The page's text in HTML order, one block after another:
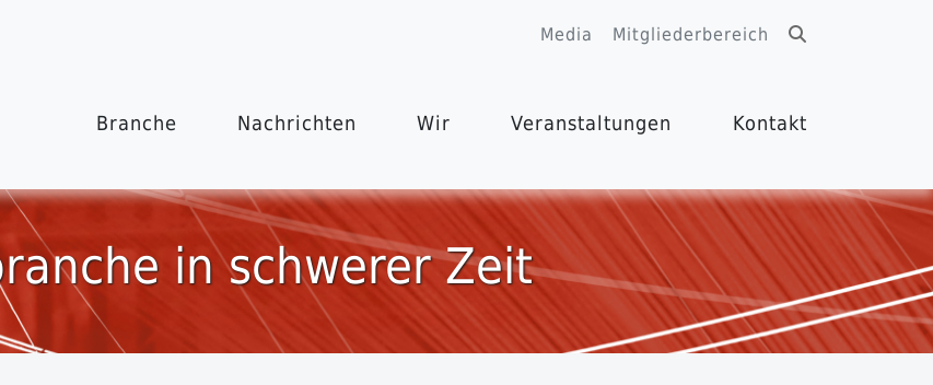
Media Mitgliederbereich
Branche Nachrichten Wir Veranstaltungen Kontakt
in schwerer Zeit